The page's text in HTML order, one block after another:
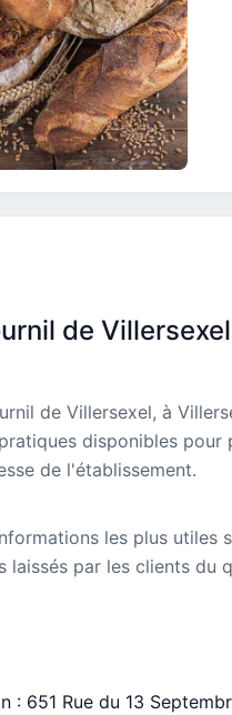
de Villersexel
de Villersexel, à
disponibles
de l'établissement.
les plus utiles
laissés par les clients du
: 651 Rue du 13